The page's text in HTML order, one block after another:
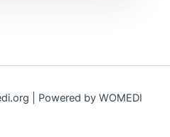
| Powered by WOMEDI